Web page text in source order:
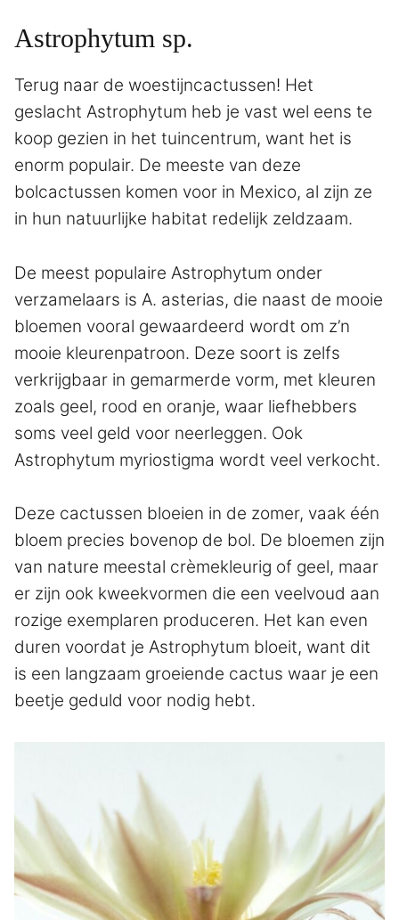
Astrophytum sp.
Terug naar de woestijncactussen! Het
geslacht Astrophytum heb je vast wel eens te
koop gezien in het tuincentrum, want het is
enorm populair. De meeste van deze
bolcactussen komen voor in Mexico, al zijn ze
in hun natuurlijke habitat redelijk zeldzaam.
De meest populaire Astrophytum onder
verzamelaars is A. asterias, die naast de mooie
bloemen vooral gewaardeerd wordt om z’n
mooie kleurenpatroon. Deze soort is zelfs
verkrijgbaar in gemarmerde vorm, met kleuren
zoals geel, rood en oranje, waar liefhebbers
soms veel geld voor neerleggen. Ook
Astrophytum myriostigma wordt veel verkocht.
Deze cactussen bloeien in de zomer, vaak één
bloem precies bovenop de bol. De bloemen zijn
van nature meestal crèmekleurig of geel, maar
er zijn ook kweekvormen die een veelvoud aan
rozige exemplaren produceren. Het kan even
duren voordat je Astrophytum bloeit, want dit
is een langzaam groeiende cactus waar je een
beetje geduld voor nodig hebt.